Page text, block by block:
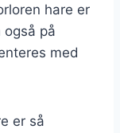
hare er
på
med
er så